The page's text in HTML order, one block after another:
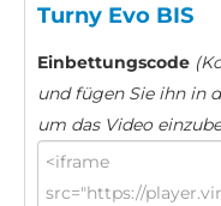
Turny Evo BIS
Einbettungscode
und fügen Sie ihn in
um das Video